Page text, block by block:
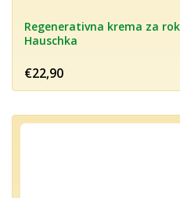
Regenerativna krema za
Hauschka
€22,90